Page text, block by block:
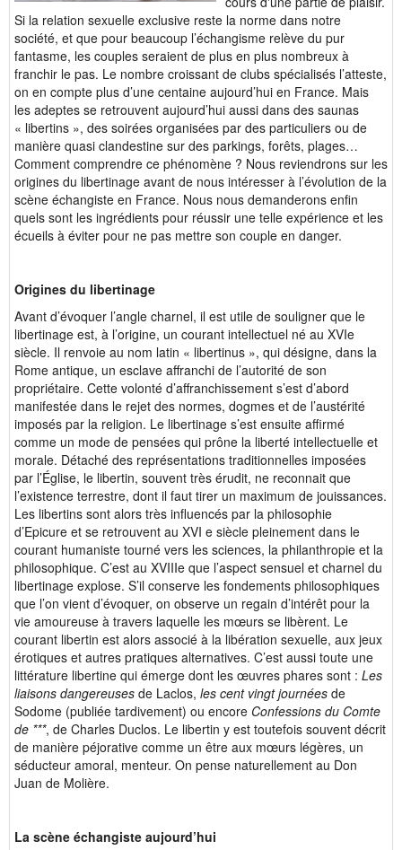
Si la relation sexuelle exclusive reste la norme dans notre
société, et que pour beaucoup l’échangisme relève du pur
fantasme, les couples seraient de plus en plus nombreux à
franchir le pas. Le nombre croissant de clubs spécialisés l’atteste,
on en compte plus d’une centaine aujourd’hui en France. Mais
les adeptes se retrouvent aujourd’hui aussi dans des saunas
« libertins », des soirées organisées par des particuliers ou de
manière quasi clandestine sur des parkings, forêts, plages…
Comment comprendre ce phénomène ? Nous reviendrons sur les
origines du libertinage avant de nous intéresser à l’évolution de la
scène échangiste en France. Nous nous demanderons enfin
quels sont les ingrédients pour réussir une telle expérience et les
écueils à éviter pour ne pas mettre son couple en danger.
Origines du libertinage
Avant d’évoquer l’angle charnel, il est utile de souligner que le
libertinage est, à l’origine, un courant intellectuel né au XVIe
siècle. Il renvoie au nom latin « libertinus », qui désigne, dans la
Rome antique, un esclave affranchi de l’autorité de son
propriétaire. Cette volonté d’affranchissement s’est d’abord
manifestée dans le rejet des normes, dogmes et de l’austérité
imposés par la religion. Le libertinage s’est ensuite affirmé
comme un mode de pensées qui prône la liberté intellectuelle et
morale. Détaché des représentations traditionnelles imposées
par l’Église, le libertin, souvent très érudit, ne reconnait que
l’existence terrestre, dont il faut tirer un maximum de jouissances.
Les libertins sont alors très influencés par la philosophie
d’Epicure et se retrouvent au XVI e siècle pleinement dans le
courant humaniste tourné vers les sciences, la philanthropie et la
philosophique. C’est au XVIIIe que l’aspect sensuel et charnel du
libertinage explose. S’il conserve les fondements philosophiques
que l’on vient d’évoquer, on observe un regain d’intérêt pour la
vie amoureuse à travers laquelle les mœurs se libèrent. Le
courant libertin est alors associé à la libération sexuelle, aux jeux
érotiques et autres pratiques alternatives. C’est aussi toute une
littérature libertine qui émerge dont les œuvres phares sont : Les
liaisons dangereuses de Laclos, les cent vingt journées de
Sodome (publiée tardivement) ou encore Confessions du Comte
de ***, de Charles Duclos. Le libertin y est toutefois souvent décrit
de manière péjorative comme un être aux mœurs légères, un
séducteur amoral, menteur. On pense naturellement au Don
Juan de Molière.
La scène échangiste aujourd’hui